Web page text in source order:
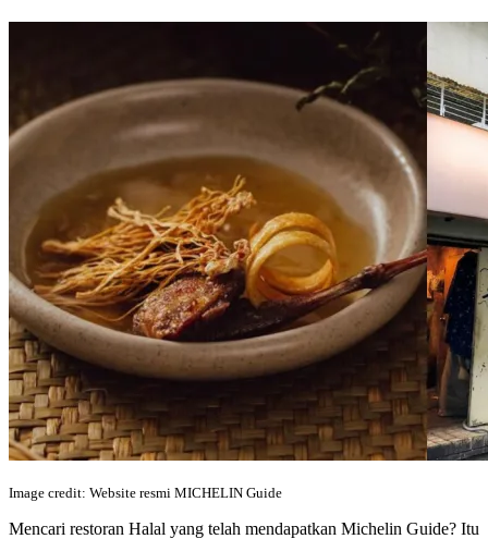
Image credit: Website resmi MICHELIN Guide
Mencari restoran Halal yang telah mendapatkan Michelin Guide? Itu